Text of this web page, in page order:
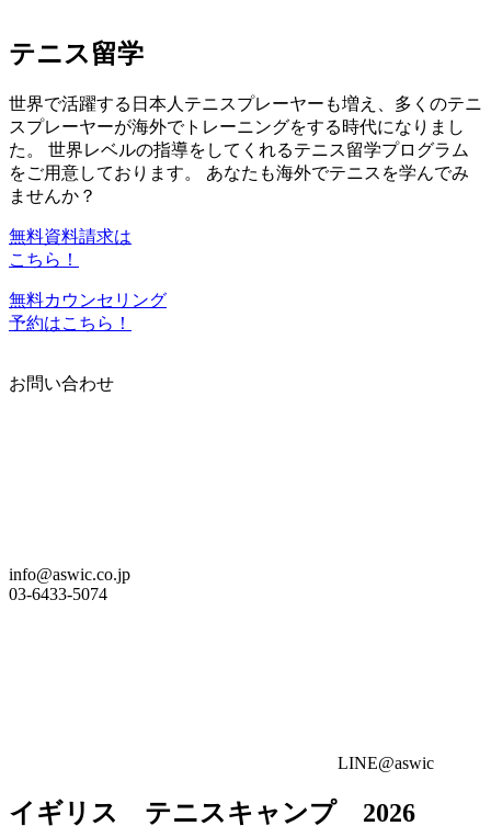
テニス留学
世界で活躍する日本人テニスプレーヤーも増え、多くのテニ
スプレーヤーが海外でトレーニングをする時代になりまし
た。 世界レベルの指導をしてくれるテニス留学プログラム
をご用意しております。 あなたも海外でテニスを学んでみ
ませんか？
無料資料請求は
こちら！
無料カウンセリング
予約はこちら！
お問い合わせ
info@aswic.co.jp
03-6433-5074
LINE@aswic
イギリス テニスキャンプ 2026